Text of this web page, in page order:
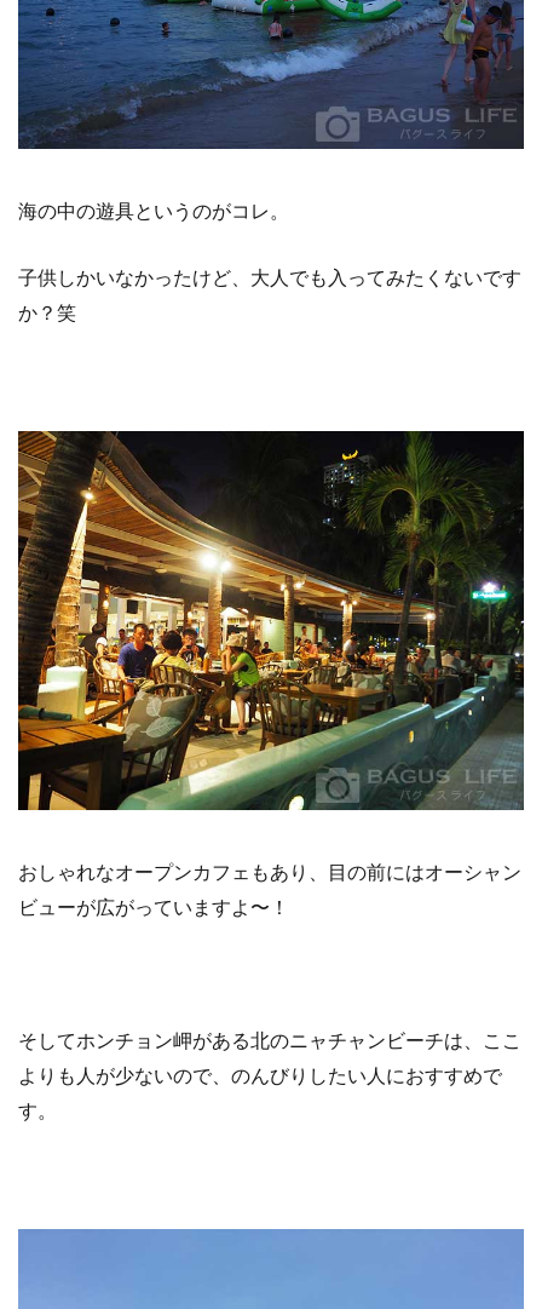
海の中の遊具というのがコレ。
子供しかいなかったけど、大人でも入ってみたくないです
か？笑
おしゃれなオープンカフェもあり、目の前にはオーシャン
ビューが広がっていますよ〜！
そしてホンチョン岬がある北のニャチャンビーチは、ここ
よりも人が少ないので、のんびりしたい人におすすめで
す。